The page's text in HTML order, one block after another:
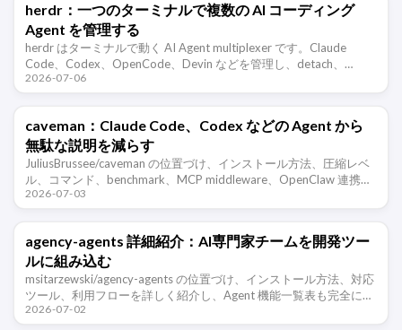
herdr：一つのターミナルで複数の AI コーディング
Agent を管理する
herdr はターミナルで動く AI Agent multiplexer です。Claude
Code、Codex、OpenCode、Devin などを管理し、detach、
remote、socket …
2026-07-06
caveman：Claude Code、Codex などの Agent から
無駄な説明を減らす
JuliusBrussee/caveman の位置づけ、インストール方法、圧縮レベ
ル、コマンド、benchmark、MCP middleware、OpenClaw 連携、
適用範囲を整理します。
2026-07-03
agency-agents 詳細紹介：AI専門家チームを開発ツー
ルに組み込む
msitarzewski/agency-agents の位置づけ、インストール方法、対応
ツール、利用フローを詳しく紹介し、Agent 機能一覧表も完全に整
理します。
2026-07-02